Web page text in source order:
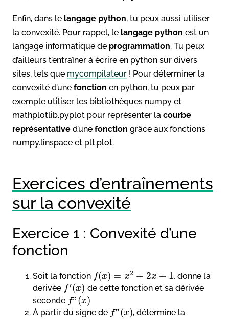
Enfin, dans le langage python, tu peux aussi utiliser
la convexité. Pour rappel, le langage python est un
langage informatique de programmation. Tu peux
d’ailleurs t’entraîner à écrire en python sur divers
sites, tels que mycompilateur ! Pour déterminer la
convexité d’une fonction en python, tu peux par
exemple utiliser les bibliothèques numpy et
mathplotlib.pyplot pour représenter la courbe
représentative d’une fonction grâce aux fonctions
numpy.linspace et plt.plot.
Exercices d’entraînements
sur la convexité
Exercice 1 : Convexité d’une
fonction
Soit la fonction f(x) = x2 + 2x + 1, donne la
derivée f′(x) de cette fonction et sa dérivée
seconde f”(x)
À partir du signe de f”(x), détermine la